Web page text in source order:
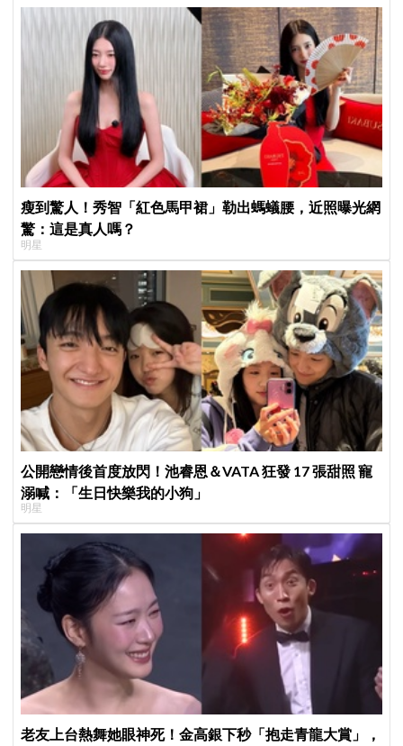
瘦到驚人！秀智「紅色馬甲裙」勒出螞蟻腰，近照曝光網
驚：這是真人嗎？
明星
公開戀情後首度放閃！池睿恩＆VATA 狂發 17 張甜照 寵
溺喊：「生日快樂我的小狗」
明星
老友上台熱舞她眼神死！金高銀下秒「抱走青龍大賞」，